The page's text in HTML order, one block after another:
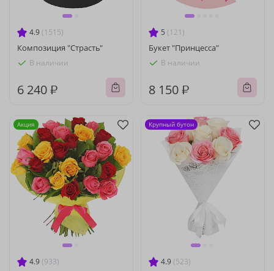
4.9 (1515)
Композиция "Страсть"
В наличии
6 240 ₽
5 (121)
Букет "Принцесса"
В наличии
8 150 ₽
4.9 (933)
Акция
4.9 (523)
Крупный бутон